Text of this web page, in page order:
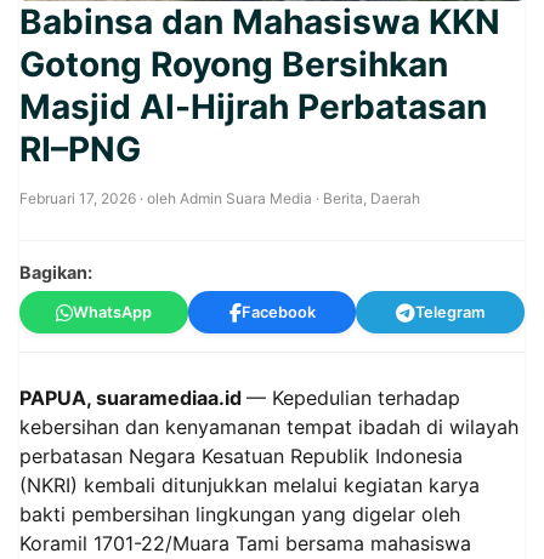
Babinsa dan Mahasiswa KKN
Gotong Royong Bersihkan
Masjid Al-Hijrah Perbatasan
RI–PNG
Februari 17, 2026 · oleh Admin Suara Media · Berita, Daerah
Bagikan:
WhatsApp Facebook Telegram
PAPUA, suaramediaa.id — Kepedulian terhadap
kebersihan dan kenyamanan tempat ibadah di wilayah
perbatasan Negara Kesatuan Republik Indonesia
(NKRI) kembali ditunjukkan melalui kegiatan karya
bakti pembersihan lingkungan yang digelar oleh
Koramil 1701-22/Muara Tami bersama mahasiswa